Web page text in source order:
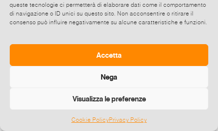
queste tecnologie ci permetterà di elaborare dati come il comportamento
di navigazione o ID unici su questo sito. Non acconsentire o ritirare il
consenso può influire negativamente su alcune caratteristiche e funzioni.
Accetta
Nega
Visualizza le preferenze
Cookie PolicyPrivacy Policy
©2026 E-zine